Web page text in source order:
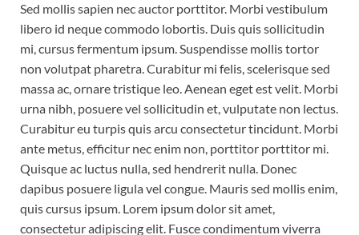
Sed mollis sapien nec auctor porttitor. Morbi vestibulum
libero id neque commodo lobortis. Duis quis sollicitudin
mi, cursus fermentum ipsum. Suspendisse mollis tortor
non volutpat pharetra. Curabitur mi felis, scelerisque sed
massa ac, ornare tristique leo. Aenean eget est velit. Morbi
urna nibh, posuere vel sollicitudin et, vulputate non lectus.
Curabitur eu turpis quis arcu consectetur tincidunt. Morbi
ante metus, efficitur nec enim non, porttitor porttitor mi.
Quisque ac luctus nulla, sed hendrerit nulla. Donec
dapibus posuere ligula vel congue. Mauris sed mollis enim,
quis cursus ipsum. Lorem ipsum dolor sit amet,
consectetur adipiscing elit. Fusce condimentum viverra